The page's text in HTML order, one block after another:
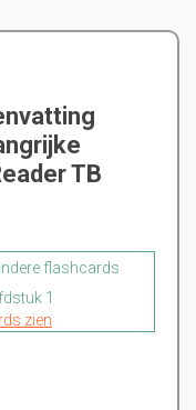
TB
flashcards
1
zien